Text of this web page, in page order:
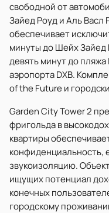
свободной от
Зайед Роуд и Аль
обеспечивает
минуты до Шейх Зайед
девять минут до пляжа
аэропорта DXB.
of the Future и
Garden City Tower 2
фригольда в
квартиры
конфиденциальность,
звукоизоляцию.
ищущих потенциал
конечных
городскому